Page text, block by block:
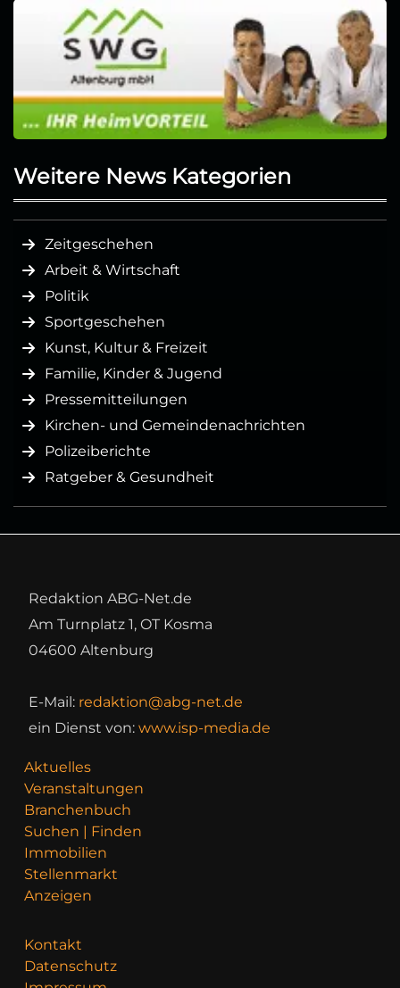
Weitere News Kategorien
Zeitgeschehen
Arbeit & Wirtschaft
Politik
Sportgeschehen
Kunst, Kultur & Freizeit
Familie, Kinder & Jugend
Pressemitteilungen
Kirchen- und Gemeindenachrichten
Polizeiberichte
Ratgeber & Gesundheit
Redaktion ABG-Net.de
Am Turnplatz 1, OT Kosma
04600 Altenburg
E-Mail: redaktion@abg-net.de
ein Dienst von: www.isp-media.de
Aktuelles
Veranstaltungen
Branchenbuch
Suchen | Finden
Immobilien
Stellenmarkt
Anzeigen
Kontakt
Datenschutz